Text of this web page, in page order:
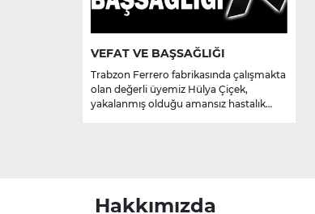
VEFAT VE BAŞSAĞLIĞI
Trabzon Ferrero fabrikasında çalışmakta
olan değerli üyemiz Hülya Çiçek,
yakalanmış olduğu amansız hastalık
Hakkımızda